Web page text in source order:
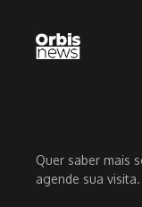
Quer saber mais
agende sua